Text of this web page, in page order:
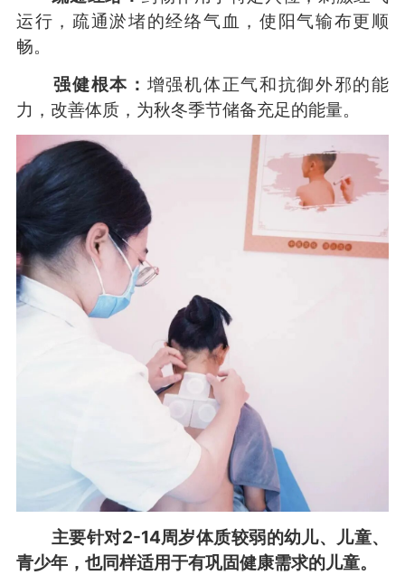
运行，疏通淤堵的经络气血，使阳气输布更顺
畅。
强健根本： 增强机体正气和抗御外邪的能
力，改善体质，为秋冬季节储备充足的能量。
主要针对2-14周岁体质较弱的幼儿、儿童、
青少年，也同样适用于有巩固健康需求的儿童。